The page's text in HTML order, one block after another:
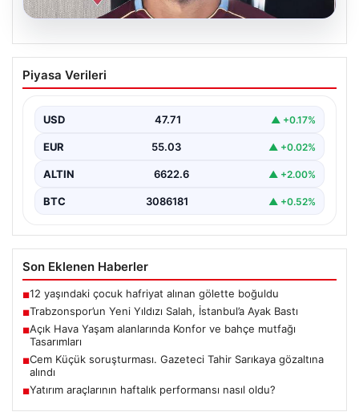
05.08.2026
Trabzonspor’un Yeni Yıldızı Salah,
İstanbul’a Ayak Bastı
Salah, İstanbul’a iniş yaptı. Havalimanında basın
mensupları ve kulüp…
Piyasa Verileri
USD 47.71 ▲ +0.17%
EUR 55.03 ▲ +0.02%
ALTIN 6622.6 ▲ +2.00%
BTC 3086181 ▲ +0.52%
Son Eklenen Haberler
■12 yaşındaki çocuk hafriyat alınan gölette boğuldu
■Trabzonspor’un Yeni Yıldızı Salah, İstanbul’a Ayak Bastı
■Açık Hava Yaşam alanlarında Konfor ve bahçe mutfağı
Tasarımları
■Cem Küçük soruşturması. Gazeteci Tahir Sarıkaya gözaltına
alındı
■Yatırım araçlarının haftalık performansı nasıl oldu?